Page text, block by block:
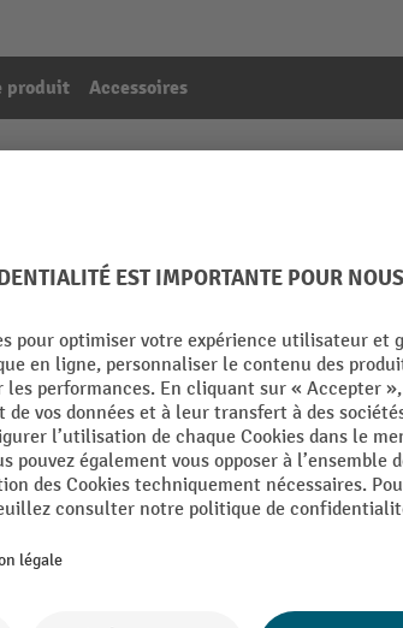
produit Accessoires
mm, 1 porte battante, 1 tablette
Établis
Nombre de meubles bas
Planche de travail, matériau
Planche de travail, surface
Planche de travail, épaisseur